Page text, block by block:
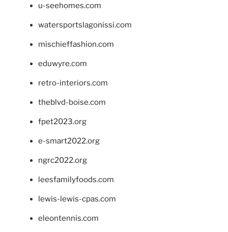
u-seehomes.com
watersportslagonissi.com
mischieffashion.com
eduwyre.com
retro-interiors.com
theblvd-boise.com
fpet2023.org
e-smart2022.org
ngrc2022.org
leesfamilyfoods.com
lewis-lewis-cpas.com
eleontennis.com